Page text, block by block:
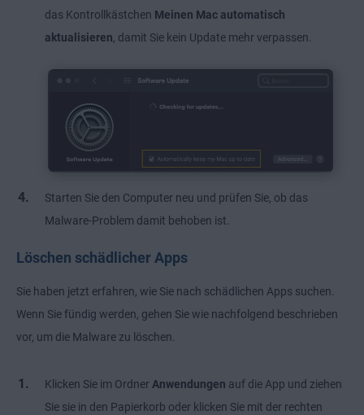
das Kontrollkästchen Meinen Mac automatisch
aktualisieren , damit Sie kein Update mehr verpassen.
Starten Sie den Computer neu und prüfen Sie, ob das
Malware-Problem damit behoben ist.
Löschen schädlicher Apps
Sie haben jetzt erfahren, wie Sie nach schädlichen Apps suchen.
Wenn Sie fündig werden, gehen Sie wie nachfolgend beschrieben
vor, um die Malware zu löschen.
Klicken Sie im Ordner Anwendungen auf die App und ziehen
Sie sie in den Papierkorb oder klicken Sie mit der rechten